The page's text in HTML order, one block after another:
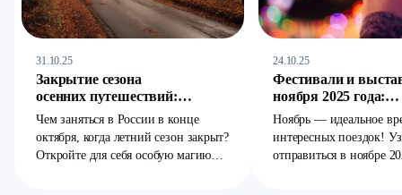
31.10.25
Закрытие сезона
осенних путешествий:
куда уходит золото
листвы
Чем заняться в России в конце
октября, когда летний сезон закрыт?
Откройте для себя особую магию
24.10.25
Фестивали и
ноября 2025 года:
культурные
и новые
Ноябрь — идеальное
интересных поездок!
отправиться в ноябре